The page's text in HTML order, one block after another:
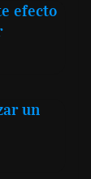
efecto
un